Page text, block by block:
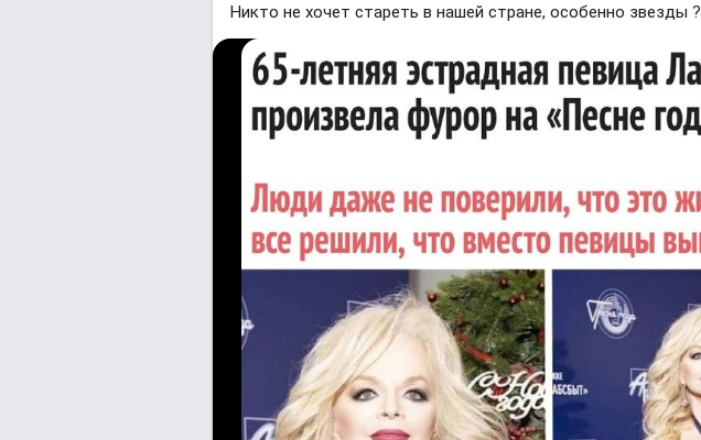
Никто не хочет стареть в нашей стране, особенно звезды ?